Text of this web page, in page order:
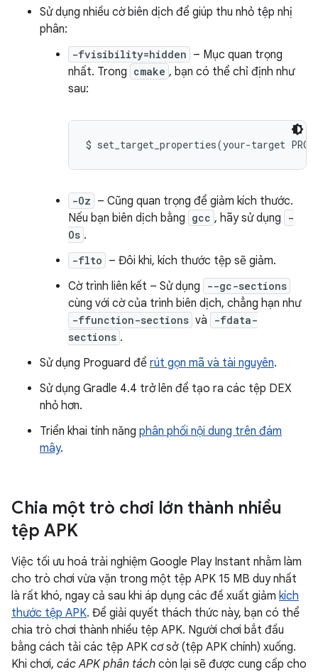
Sử dụng nhiều cờ biên dịch để giúp thu nhỏ tệp nhị
phân:
-fvisibility=hidden – Mục quan trọng
nhất. Trong cmake , bạn có thể chỉ định như
sau:
-Oz – Cũng quan trọng để giảm kích thước.
Nếu bạn biên dịch bằng gcc , hãy sử dụng
-
Os .
-flto – Đôi khi, kích thước tệp sẽ giảm.
Cờ trình liên kết – Sử dụng
--gc-sections
cùng với cờ của trình biên dịch, chẳng hạn như
-ffunction-sections và
-fdata-
sections .
Sử dụng Proguard để rút gọn mã và tài nguyên.
Sử dụng Gradle 4.4 trở lên để tạo ra các tệp DEX
nhỏ hơn.
Triển khai tính năng phân phối nội dung trên đám
mây.
Chia một trò chơi lớn thành nhiều
tệp APK
Việc tối ưu hoá trải nghiệm Google Play Instant nhằm làm
cho trò chơi vừa vặn trong một tệp APK 15 MB duy nhất
là rất khó, ngay cả sau khi áp dụng các đề xuất giảm kích
thước tệp APK. Để giải quyết thách thức này, bạn có thể
chia trò chơi thành nhiều tệp APK. Người chơi bắt đầu
bằng cách tải các tệp APK cơ sở (tệp APK chính) xuống.
Khi chơi, các APK phân tách còn lại sẽ được cung cấp cho